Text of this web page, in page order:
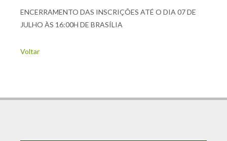
ENCERRAMENTO DAS INSCRIÇÕES ATÉ O DIA 07 DE
JULHO ÀS 16:00H DE BRASÍLIA
Voltar